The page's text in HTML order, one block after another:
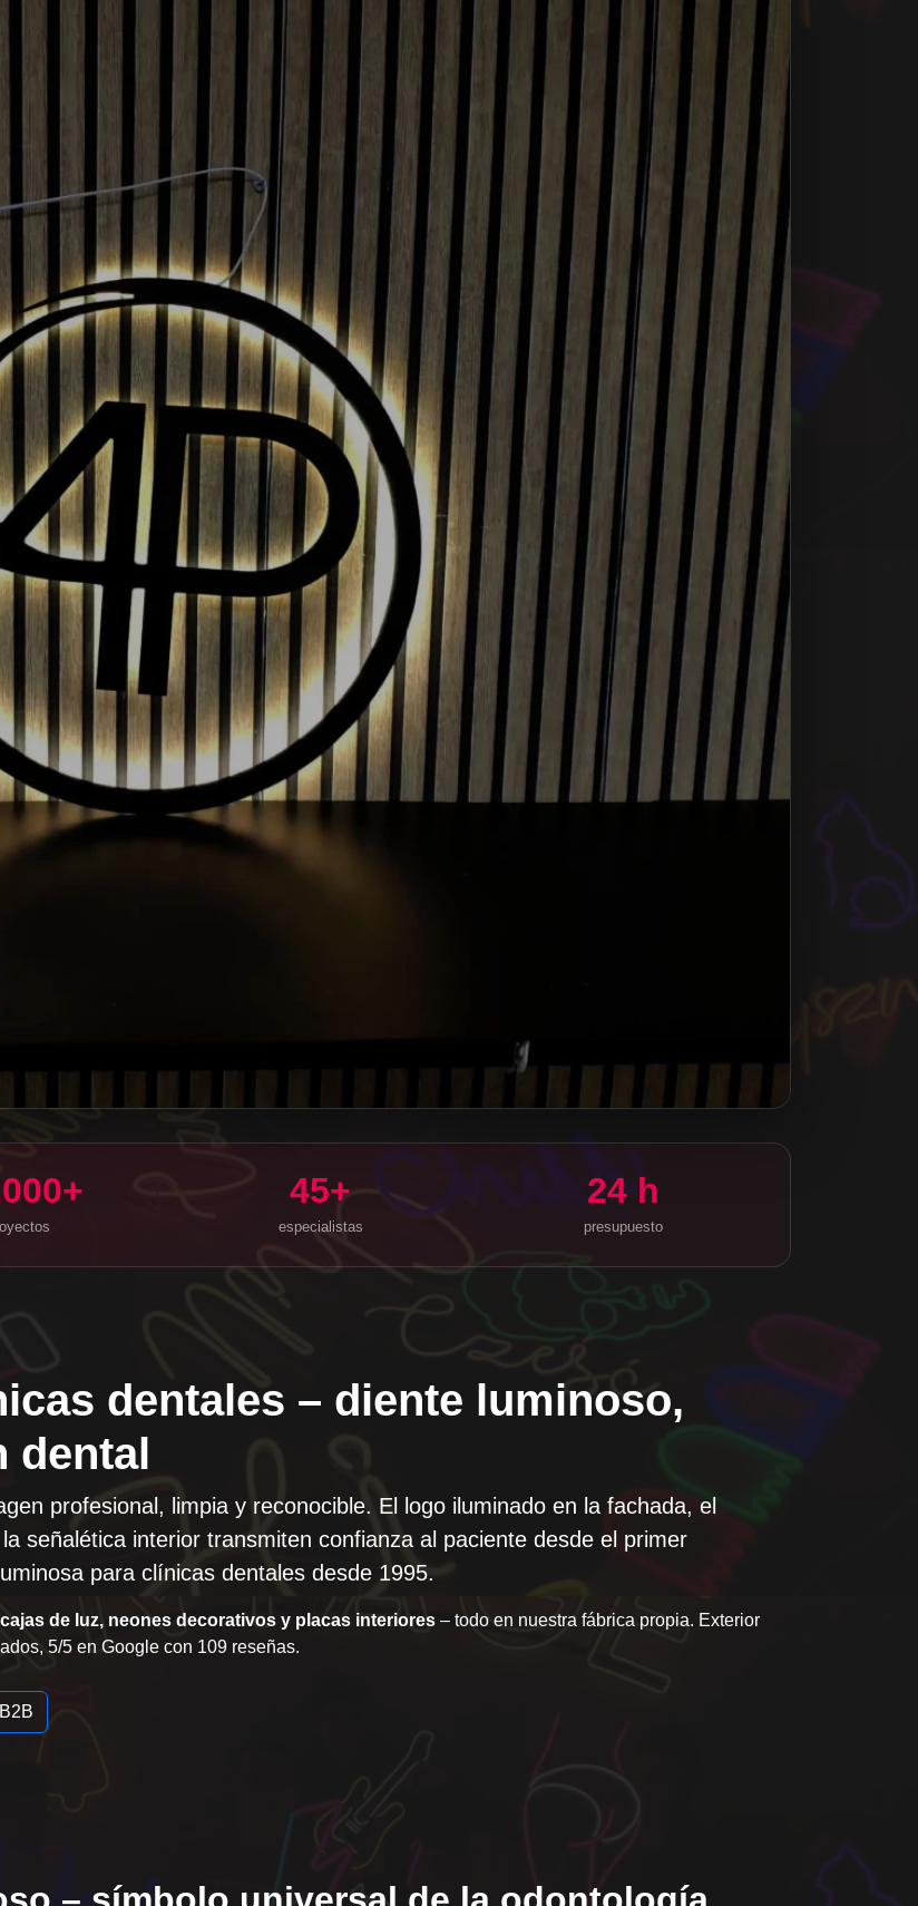
45+
especialistas
24 h
presupuesto
dentales – diente luminoso,
dental
profesional, limpia y reconocible. El logo iluminado en la fachada, el
señalética interior transmiten confianza al paciente desde el primer
para clínicas dentales desde 1995.
de luz, neones decorativos y placas interiores – todo en nuestra fábrica propia. Exterior
5/5 en Google con 109 reseñas.